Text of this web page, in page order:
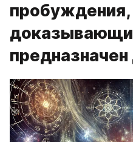
пробуждения,